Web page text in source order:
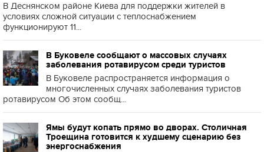
В Деснянском районе Киева для поддержки жителей в
условиях сложной ситуации с теплоснабжением
функционируют 11...
В Буковеле сообщают о массовых случаях
заболевания ротавирусом среди туристов
В Буковеле распространяется информация о
многочисленных случаях заболевания туристов
ротавирусом Об этом сообщ...
Ямы будут копать прямо во дворах. Столичная
Троещина готовится к худшему сценарию без
энергоснабжения